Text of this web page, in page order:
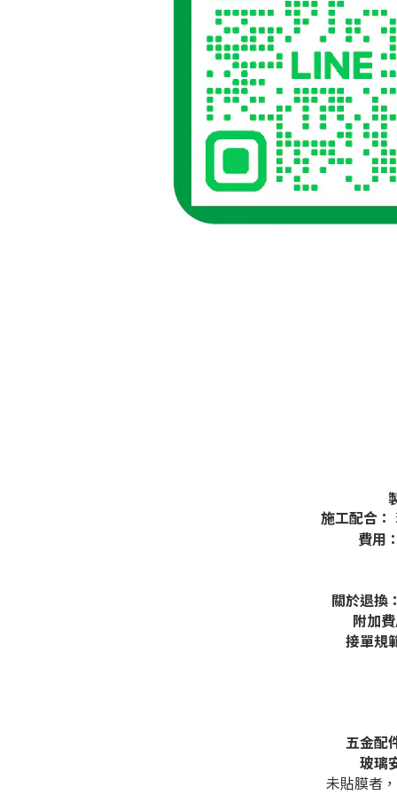
施工配合：
費用
關於退換
附加
接單規
五金配
玻璃
未貼膜者